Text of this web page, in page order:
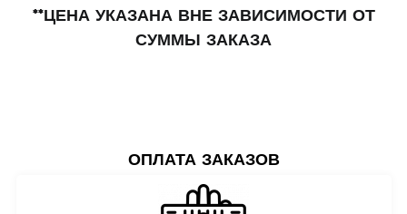
**ЦЕНА УКАЗАНА ВНЕ ЗАВИСИМОСТИ ОТ
СУММЫ ЗАКАЗА
ОПЛАТА ЗАКАЗОВ